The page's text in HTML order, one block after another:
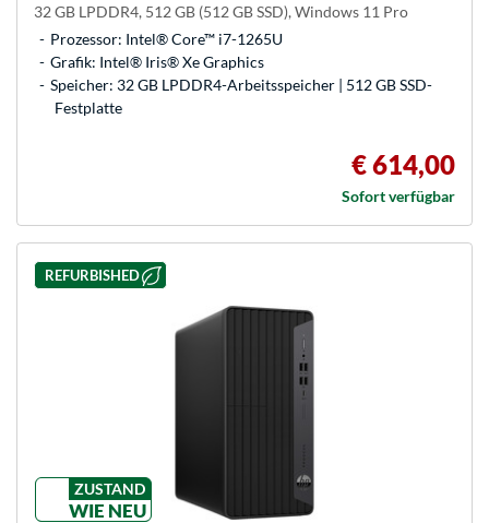
32 GB LPDDR4, 512 GB (512 GB SSD), Windows 11 Pro
Prozessor: Intel® Core™ i7-1265U
Grafik: Intel® Iris® Xe Graphics
Speicher: 32 GB LPDDR4-Arbeitsspeicher | 512 GB SSD-
Festplatte
€ 614,00
Sofort verfügbar
REFURBISHED
ZUSTAND
WIE NEU